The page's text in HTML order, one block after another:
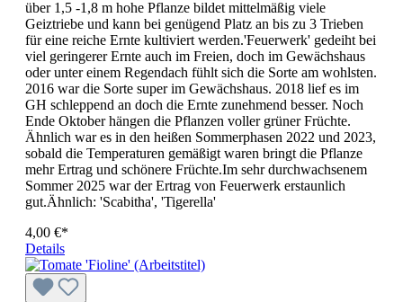
über 1,5 -1,8 m hohe Pflanze bildet mittelmäßig viele
Geiztriebe und kann bei genügend Platz an bis zu 3 Trieben
für eine reiche Ernte kultiviert werden.'Feuerwerk' gedeiht bei
viel geringerer Ernte auch im Freien, doch im Gewächshaus
oder unter einem Regendach fühlt sich die Sorte am wohlsten.
2016 war die Sorte super im Gewächshaus. 2018 lief es im
GH schleppend an doch die Ernte zunehmend besser. Noch
Ende Oktober hängen die Pflanzen voller grüner Früchte.
Ähnlich war es in den heißen Sommerphasen 2022 und 2023,
sobald die Temperaturen gemäßigt waren bringt die Pflanze
mehr Ertrag und schönere Früchte.Im sehr durchwachsenem
Sommer 2025 war der Ertrag von Feuerwerk erstaunlich
gut.Ähnlich: 'Scabitha', 'Tigerella'
4,00 €*
Details